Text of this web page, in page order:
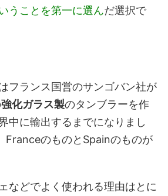
うことを第一に選んだ選択で
フランス国営のサンゴバン社が
強化ガラス製のタンブラーを作
中に輸出するまでになりまし
のものとSpainのものが
などでよく使われる理由はとに